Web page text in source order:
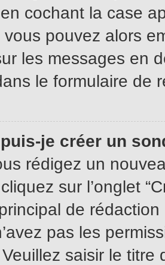
cochant la case
pouvez alors
les messages en
le formulaire de
je créer un
rédigez un
sur l’onglet
de
pas les
saisir le